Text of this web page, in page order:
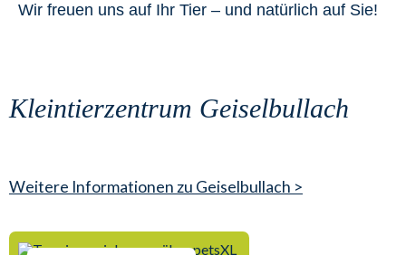
Wir freuen uns auf Ihr Tier – und natürlich auf Sie!
Kleintierzentrum Geiselbullach
Weitere Informationen zu Geiselbullach >